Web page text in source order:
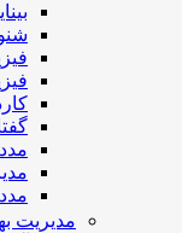
مدیریت